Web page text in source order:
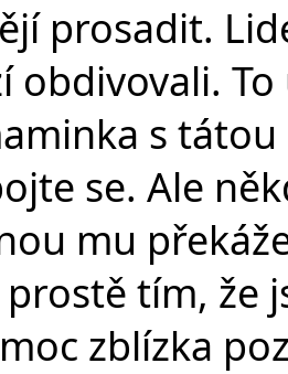
prosadit.
obdivovali.
s
se. Ale
mu
prostě tím, že
zblízka